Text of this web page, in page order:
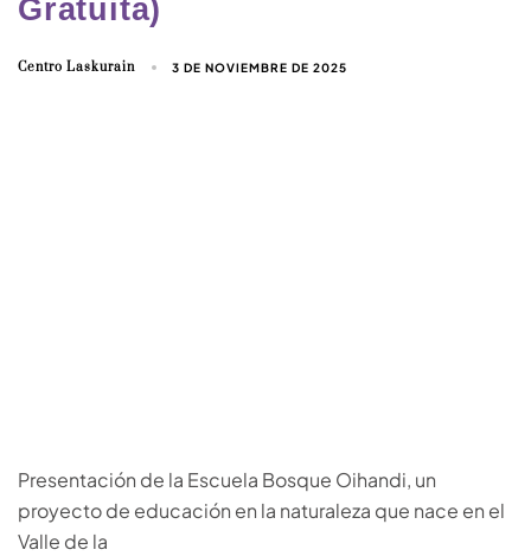
Gratuita)
Centro Laskurain 3 DE NOVIEMBRE DE 2025
Presentación de la Escuela Bosque Oihandi, un
proyecto de educación en la naturaleza que nace en el
Valle de la